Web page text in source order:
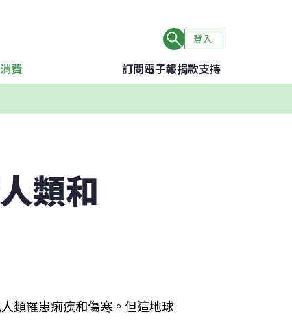
登入
費 訂閱電子報捐款支持
類和
類罹患痢疾和傷寒。但這地球